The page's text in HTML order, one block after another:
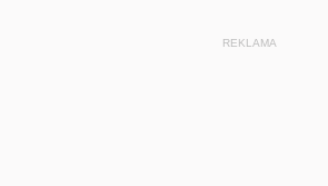
REKLAMA